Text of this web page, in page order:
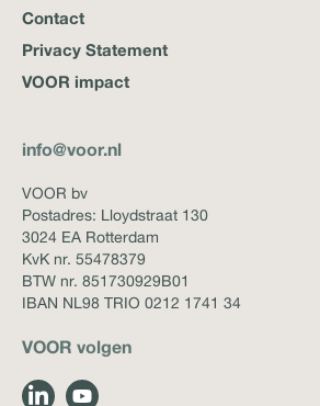
Contact
Privacy Statement
VOOR impact
info@voor.nl
VOOR bv
Postadres: Lloydstraat 130
3024 EA Rotterdam
KvK nr. 55478379
BTW nr. 851730929B01
IBAN NL98 TRIO 0212 1741 34
VOOR volgen